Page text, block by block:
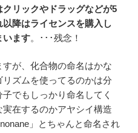
リックやドラッグなどが5
降はライセンスを購入し
います。･･･残念！
が、化合物の命名はかな
ズムを使ってるのかは分
でもしっかり命名してく
在するのかアヤシイ構造
」とちゃんと命名され